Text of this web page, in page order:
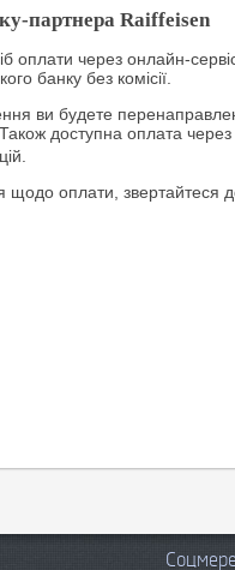
партнера Raiffeisen
оплати через онлайн-
банку без комісії.
ви будете
доступна оплата
оплати, звертайтеся